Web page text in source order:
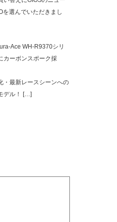
を選んでいただきまし
Ace WH-R9370シリ
カーボンスポーク採
・最新レースシーンへの
デル！
[…]